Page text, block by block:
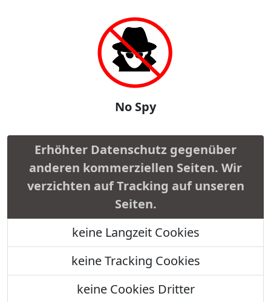
No Spy
Erhöhter Datenschutz gegenüber
anderen kommerziellen Seiten. Wir
verzichten auf Tracking auf unseren
Seiten.
keine Langzeit Cookies
keine Tracking Cookies
keine Cookies Dritter